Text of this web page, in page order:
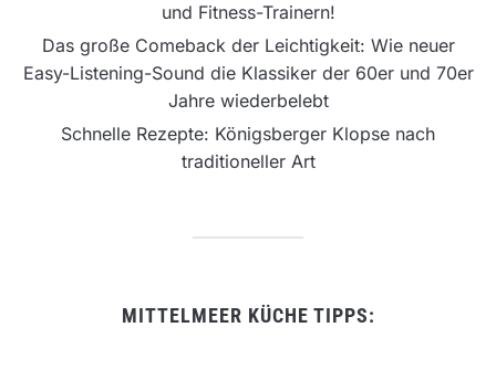
und Fitness-Trainern!
Das große Comeback der Leichtigkeit: Wie neuer
Easy-Listening-Sound die Klassiker der 60er und 70er
Jahre wiederbelebt
Schnelle Rezepte: Königsberger Klopse nach
traditioneller Art
MITTELMEER KÜCHE TIPPS: